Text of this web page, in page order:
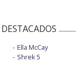
Ella McCay
Shrek 5